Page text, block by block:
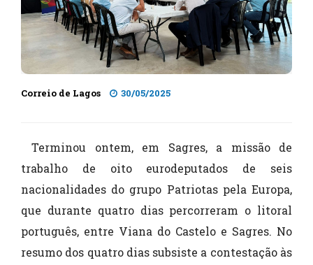
Correio de Lagos 30/05/2025
Terminou ontem, em Sagres, a missão de
trabalho de oito eurodeputados de seis
nacionalidades do grupo Patriotas pela Europa,
que durante quatro dias percorreram o litoral
português, entre Viana do Castelo e Sagres. No
resumo dos quatro dias subsiste a contestação às